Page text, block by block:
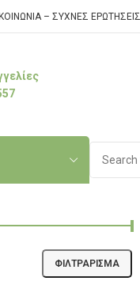
– ΣΥΧΝΈΣ ΕΡΩΤΉΣΕΙΣ
ΦΙΛΤΡΆΡΙΣΜΑ